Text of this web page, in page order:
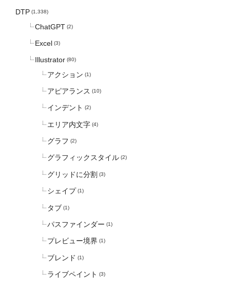
DTP (1,338)
ChatGPT (2)
Excel (3)
Illustrator (80)
アクション (1)
アピアランス (10)
インデント (2)
エリア内文字 (4)
グラフ (2)
グラフィックスタイル (2)
グリッドに分割 (3)
シェイプ (1)
タブ (1)
パスファインダー (1)
プレビュー境界 (1)
ブレンド (1)
ライブペイント (3)